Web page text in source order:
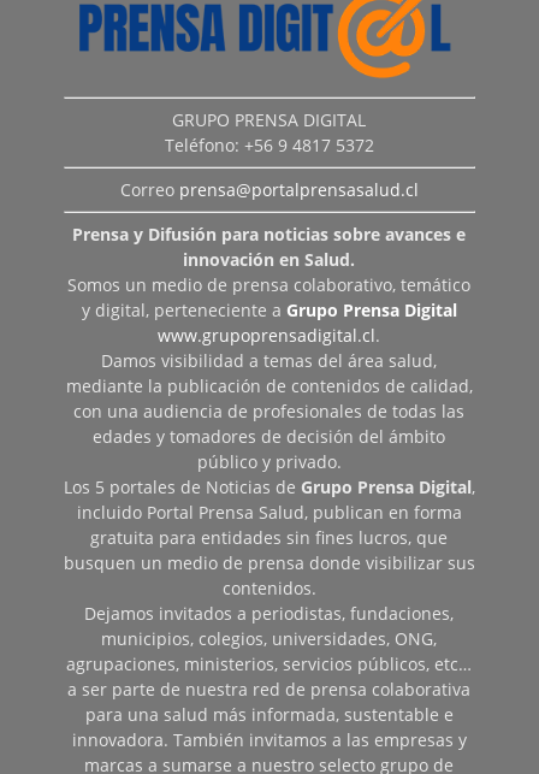
GRUPO PRENSA DIGITAL
Teléfono: +56 9 4817 5372
Correo prensa@portalprensasalud.cl
Prensa y Difusión para noticias sobre avances e
innovación en Salud.
Somos un medio de prensa colaborativo, temático
y digital, perteneciente a Grupo Prensa Digital
www.grupoprensadigital.cl.
Damos visibilidad a temas del área salud,
mediante la publicación de contenidos de calidad,
con una audiencia de profesionales de todas las
edades y tomadores de decisión del ámbito
público y privado.
Los 5 portales de Noticias de Grupo Prensa Digital,
incluido Portal Prensa Salud, publican en forma
gratuita para entidades sin fines lucros, que
busquen un medio de prensa donde visibilizar sus
contenidos.
Dejamos invitados a periodistas, fundaciones,
municipios, colegios, universidades, ONG,
agrupaciones, ministerios, servicios públicos, etc…
a ser parte de nuestra red de prensa colaborativa
para una salud más informada, sustentable e
innovadora. También invitamos a las empresas y
marcas a sumarse a nuestro selecto grupo de